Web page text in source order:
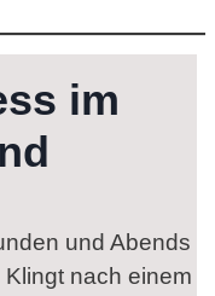
im
und Abends
nach einem